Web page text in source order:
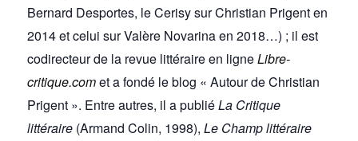
Bernard Desportes, le Cerisy sur Christian Prigent en
2014 et celui sur Valère Novarina en 2018…) ; il est
codirecteur de la revue littéraire en ligneLibre-
critique.comet a fondé le blog « Autour de Christian
Prigent ». Entre autres, il a publiéLa Critique
littéraire (Armand Colin, 1998), Le Champ littéraire